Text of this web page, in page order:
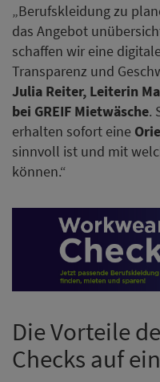
„Berufskleidung zu
das Angebot
schaffen wir eine
Transparenz und
Julia Reiter, Leiterin
bei GREIF Mietwäsche.
erhalten sofort eine
sinnvoll ist und mit
können.“
Die Vorteile
Checks auf